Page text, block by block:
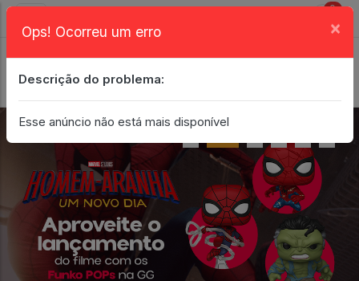
0
Ops! Ocorreu um erro ×
Descrição do problema:
Esse anúncio não está mais disponível